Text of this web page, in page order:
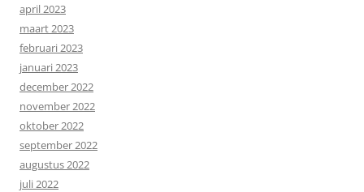
april 2023
maart 2023
februari 2023
januari 2023
december 2022
november 2022
oktober 2022
september 2022
augustus 2022
juli 2022